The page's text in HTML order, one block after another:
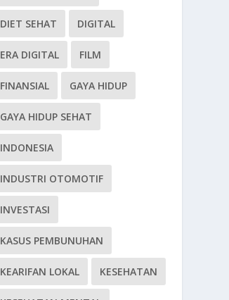
DIET SEHAT DIGITAL
ERA DIGITAL FILM
FINANSIAL GAYA HIDUP
GAYA HIDUP SEHAT
INDONESIA
INDUSTRI OTOMOTIF
INVESTASI
KASUS PEMBUNUHAN
KEARIFAN LOKAL KESEHATAN